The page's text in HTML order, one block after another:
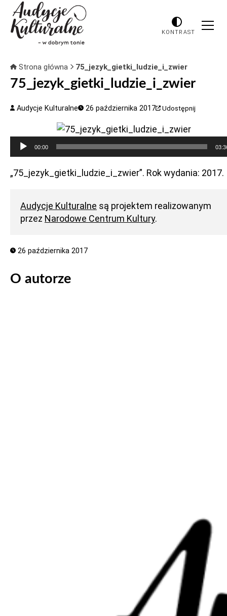
KONTRAST
Strona główna 75_jezyk_gietki_ludzie_i_zwier
75_jezyk_gietki_ludzie_i_zwier
Audycje Kulturalne 26 października 2017 Udostępnij
Odtwarzacz
plików
dźwiękowych
00:00
„75_jezyk_gietki_ludzie_i_zwier”. Rok wydania: 2017.
Audycje Kulturalne są projektem realizowanym
przez Narodowe Centrum Kultury.
26 października 2017
O autorze